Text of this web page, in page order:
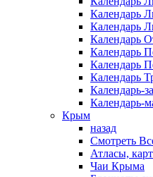
Календарь
Календарь
Календарь
Календарь
Календарь
Календарь
Календарь-
Календарь-
Крым
назад
Смотреть
Атласы,
Чаи Крыма